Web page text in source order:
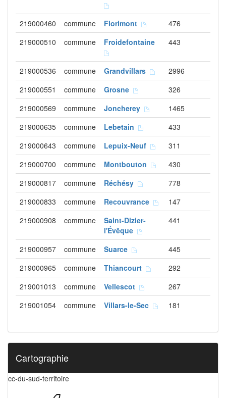
219000460 commune Florimont
476
219000510
commune Froidefontaine 443
219000536 commune Grandvillars
2996
219000551
commune Grosne
326
219000569
commune Joncherey
1465
219000635
commune Lebetain
433
219000643
commune Lepuix-Neuf
311
219000700
commune Montbouton
430
219000817
commune Réchésy
778
219000833
commune Recouvrance
147
219000908
commune
Saint-Dizier-
l'Évêque
441
219000957 commune Suarce
445
219000965
commune Thiancourt
292
219001013
commune Vellescot
267
219001054
commune Villars-le-Sec 181
Cartographie
cc-du-sud-territoire